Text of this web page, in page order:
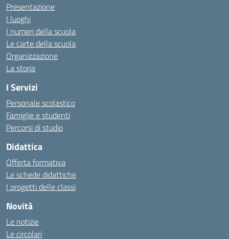
Presentazione
I luoghi
I numeri della scuola
Le carte della scuola
Organizzazione
La storia
I Servizi
Personale scolastico
Famiglie e studenti
Percorsi di studio
Didattica
Offerta formativa
Le schede didattiche
I progetti delle classi
Novità
Le notizie
Le circolari